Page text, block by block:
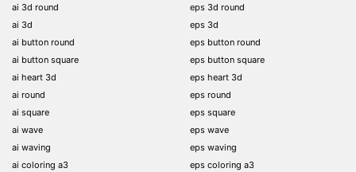
ai 3d round
ai 3d
ai button round
ai button square
ai heart 3d
ai round
ai square
ai wave
ai waving
ai coloring a3
eps 3d round
eps 3d
eps button round
eps button square
eps heart 3d
eps round
eps square
eps wave
eps waving
eps coloring a3